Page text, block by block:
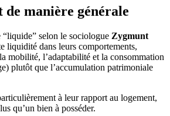
manière générale
“liquide” selon le sociologue Zygmunt
liquidité dans leurs comportements,
mobilité, l’adaptabilité et la consommation
plutôt que l’accumulation patrimoniale
à leur rapport au logement,
qu’un bien à posséder.